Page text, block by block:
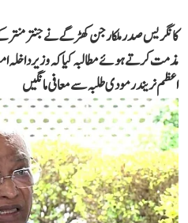
کانگریس صدر ملکارجن کھڑگے نے جنتر منتر
مذمت کرتے ہوئے مطالبہ کیا کہ وزیر داخلہ
اعظم نریندر مودی طلبہ سے معافی مانگیں